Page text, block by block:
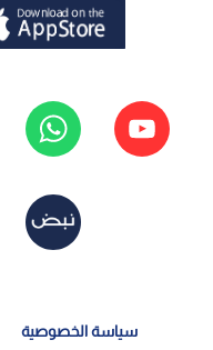
سياسة الخصوصية